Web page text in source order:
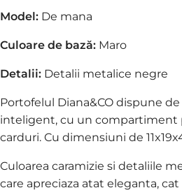
Model: De mana
Culoare de bază: Maro
Detalii: Detalii metalice negre
Portofelul Diana&CO dispune
inteligent, cu un compartiment
carduri. Cu dimensiuni de
Culoarea caramizie si detaliile
care apreciaza atat eleganta,